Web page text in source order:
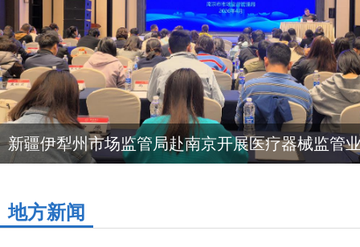
新疆伊犁州市场监管局赴南京开展医疗器械监管
地方新闻